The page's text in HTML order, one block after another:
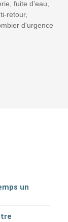
fuite d'eau,
retour,
d'urgence
un